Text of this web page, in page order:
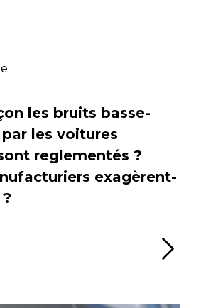
les bruits basse-
les voitures
reglementés ?
exagèrent-